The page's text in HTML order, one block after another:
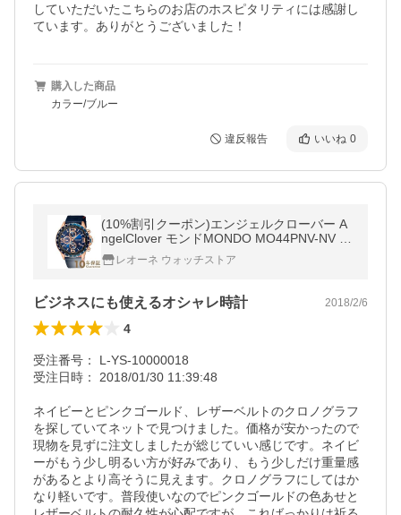
していただいたこちらのお店のホスピタリティには感謝し
ています。ありがとうございました！
購入した商品
カラー/ブルー
違反報告 いいね 0
(10%割引クーポン)エンジェルクローバー A
ngelClover モンドMONDO MO44PNV-NV メ
ンズレオーネ ウォッチストア
ビジネスにも使えるオシャレ時計 2018/2/6
4
受注番号： L-YS-10000018
受注日時： 2018/01/30 11:39:48
ネイビーとピンクゴールド、レザーベルトのクロノグラフ
を探していてネットで見つけました。価格が安かったので
現物を見ずに注文しましたが総じていい感じです。ネイビ
ーがもう少し明るい方が好みであり、もう少しだけ重量感
があるとより高そうに見えます。クロノグラフにしてはか
なり軽いです。普段使いなのでピンクゴールドの色あせと